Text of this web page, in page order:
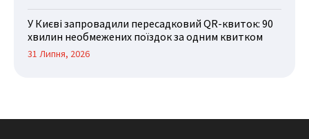
У Києві запровадили пересадковий QR-квиток: 90
хвилин необмежених поїздок за одним квитком
31 Липня, 2026